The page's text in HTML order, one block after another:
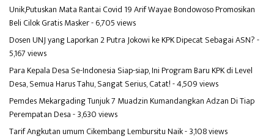
Unik,Putuskan Mata Rantai Covid 19 Arif Wayae Bondowoso Promosikan
Beli Cilok Gratis Masker- 6,705 views
Dosen UNJ yang Laporkan 2 Putra Jokowi ke KPK Dipecat Sebagai ASN?-
5,167 views
Para Kepala Desa Se-Indonesia Siap-siap, Ini Program Baru KPK di Level
Desa, Semua Harus Tahu, Sangat Serius, Catat!- 4,509 views
Pemdes Mekargading Tunjuk 7 Muadzin Kumandangkan Adzan Di Tiap
Perempatan Desa- 3,630 views
Tarif Angkutan umum Cikembang Lembursitu Naik- 3,108 views